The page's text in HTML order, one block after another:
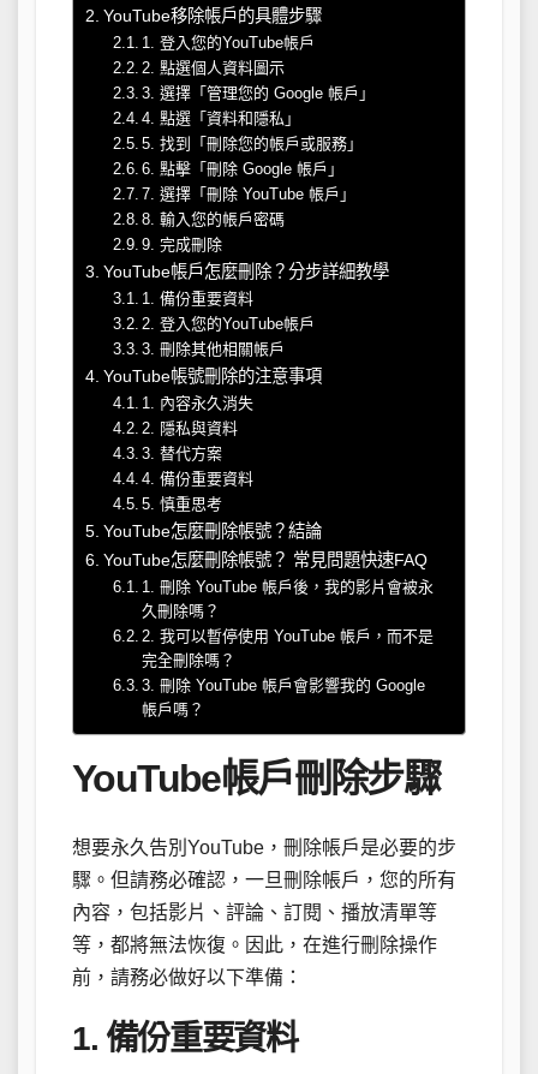
YouTube移除帳戶的具體步驟
1. 登入您的YouTube帳戶
2. 點選個人資料圖示
3. 選擇「管理您的 Google 帳戶」
4. 點選「資料和隱私」
5. 找到「刪除您的帳戶或服務」
6. 點擊「刪除 Google 帳戶」
7. 選擇「刪除 YouTube 帳戶」
8. 輸入您的帳戶密碼
9. 完成刪除
YouTube帳戶怎麼刪除？分步詳細教學
1. 備份重要資料
2. 登入您的YouTube帳戶
3. 刪除其他相關帳戶
YouTube帳號刪除的注意事項
1. 內容永久消失
2. 隱私與資料
3. 替代方案
4. 備份重要資料
5. 慎重思考
YouTube怎麼刪除帳號？結論
YouTube怎麼刪除帳號？ 常見問題快速FAQ
1. 刪除 YouTube 帳戶後，我的影片會被永
久刪除嗎？
2. 我可以暫停使用 YouTube 帳戶，而不是
完全刪除嗎？
3. 刪除 YouTube 帳戶會影響我的 Google
帳戶嗎？
YouTube帳戶刪除步驟
想要永久告別YouTube，刪除帳戶是必要的步
驟。但請務必確認，一旦刪除帳戶，您的所有
內容，包括影片、評論、訂閱、播放清單等
等，都將無法恢復。因此，在進行刪除操作
前，請務必做好以下準備：
1. 備份重要資料